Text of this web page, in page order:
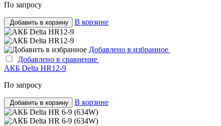
По запросу
Добавить в корзину В корзине
Добавлено в избранное
Добавлено в сравнение
АКБ Delta HR12-9
По запросу
Добавить в корзину В корзине